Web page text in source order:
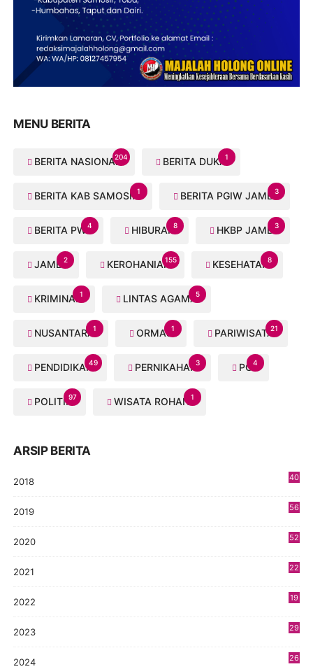
MENU BERITA
BERITA NASIONAL204 BERITA DUKA1
BERITA KAB SAMOSIR1 BERITA PGIW JAMBI3
BERITA PWI4 HIBURAN8 HKBP JAMBI3
JAMBI2 KEROHANIAN155 KESEHATAN8
KRIMINAL1 LINTAS AGAMA5
NUSANTARA1 ORMAS1 PARIWISATA21
PENDIDIKAN49 PERNIKAHAN3 PGI4
POLITIK97 WISATA ROHANI1
ARSIP BERITA
2018
40
2019
56
2020
52
2021
22
2022
19
2023
29
2024
26